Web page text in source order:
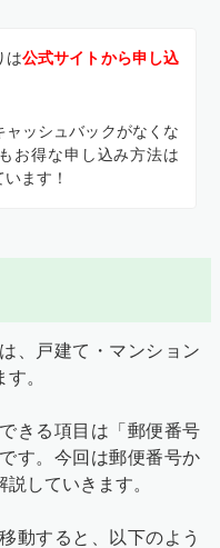
は公式サイトから申し込
ッシュバックがなくな
お得な申し込み方法は
ます！
、戸建て・マンション
。
きる項目は「郵便番号
す。今回は郵便番号か
していきます。
移動すると、以下のよう